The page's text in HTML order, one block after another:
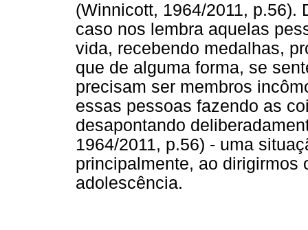
(Winnicott, 1964/2011, p.56).
caso nos lembra aquelas
vida, recebendo medalhas,
que de alguma forma, se
precisam ser membros
essas pessoas fazendo as
desapontando
1964/2011, p.56) - uma
principalmente, ao dirigirmos
adolescência.